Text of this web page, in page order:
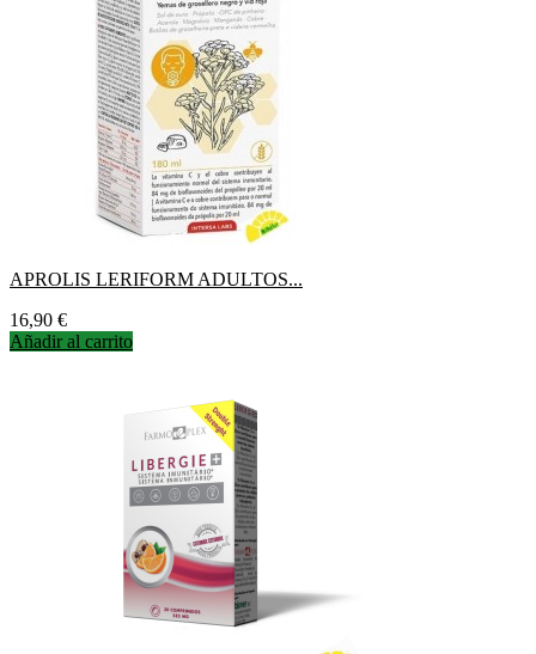
APROLIS LERIFORM ADULTOS...
Precio
16,90 €
Añadir al carrito